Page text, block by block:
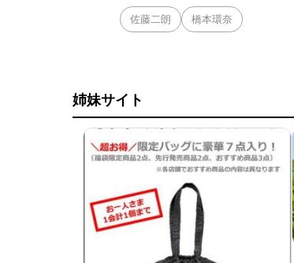
佐藤二朗 橋本環奈
姉妹サイト